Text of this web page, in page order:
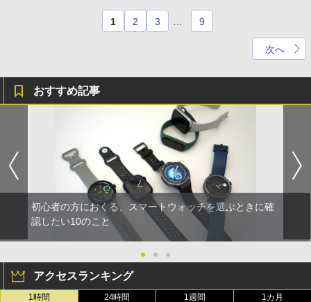
1 2 3 9
次へ
おすすめ記事
初心者の方におくる、スマートウォッチを選ぶときに確
認したい10のこと
● ● ●
アクセスランキング
1時間 24時間 1週間 1カ月